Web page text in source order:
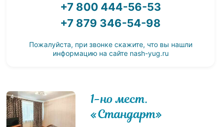
+7 800 444-56-53
+7 879 346-54-98
Пожалуйста, при звонке скажите, что вы нашли
информацию на сайте nash-yug.ru
4
1-но мест.
«Стандарт»